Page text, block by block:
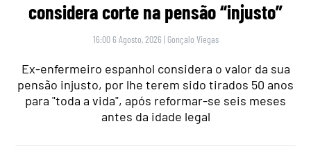
considera corte na pensão “injusto”
16:00 6 Agosto, 2026 | Gonçalo Viegas
Ex-enfermeiro espanhol considera o valor da sua
pensão injusto, por lhe terem sido tirados 50 anos
para "toda a vida", após reformar-se seis meses
antes da idade legal